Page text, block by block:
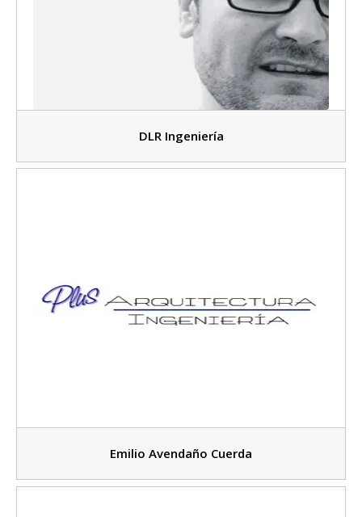
DLR Ingeniería
Emilio Avendaño Cuerda